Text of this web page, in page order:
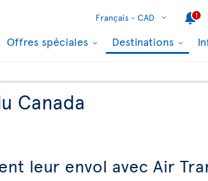
Français - CAD 1
Offres spéciales Destinations
Canada
leur envol avec Air